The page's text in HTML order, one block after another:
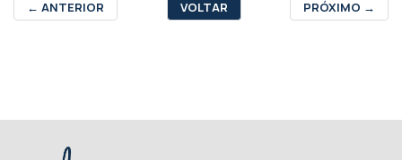
← ANTERIOR VOLTAR PRÓXIMO →